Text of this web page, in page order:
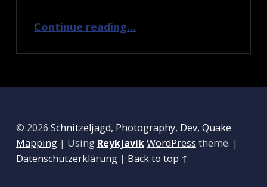
Continue reading…
© 2026 Schnitzeljagd, Photography, Dev, Quake
Mapping | Using ReykjavikWordPress theme. |
Datenschutzerklärung | Back to top ↑